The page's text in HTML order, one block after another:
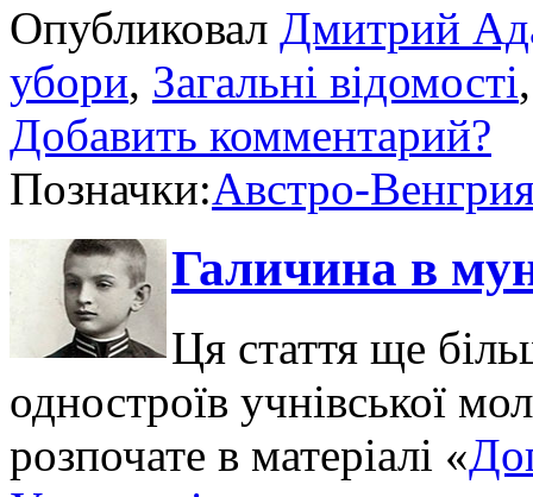
Опубликовал Дмитрий
убори, Загальні відомості
Добавить комментарий?
Позначки:Австро-
Галичина в
Ця стаття ще
одностроїв учнівської
розпочате в матеріалі «